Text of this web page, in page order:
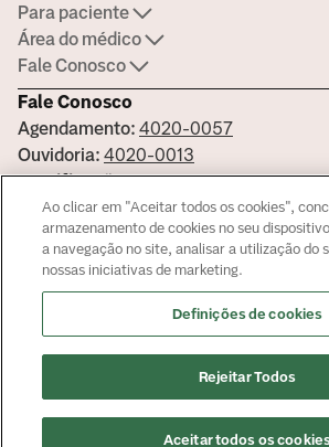
Fale Conosco
Agendamento: 4020-0057
Ouvidoria: 4020-0013
Certificações
Saiba mais sobre nossas certificações
Para paciente
Área do médico
Fale Conosco
52759996
Ao clicar em "Aceitar todos os cookies",
armazenamento de cookies no seu
a navegação no site, analisar a utilização do
nossas iniciativas de marketing.
Definições de cookies
Rejeitar Todos
Aceitar todos os